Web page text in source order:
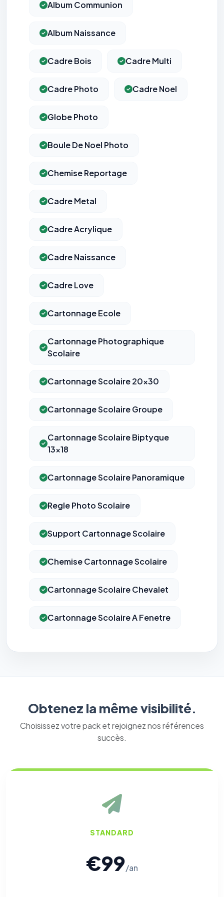
Album Communion
Album Naissance
Cadre Bois Cadre Multi
Cadre Photo Cadre Noel
Globe Photo
Boule De Noel Photo
Chemise Reportage
Cadre Metal
Cadre Acrylique
Cadre Naissance
Cadre Love
Cartonnage Ecole
Cartonnage Photographique
Scolaire
Cartonnage Scolaire 20x30
Cartonnage Scolaire Groupe
Cartonnage Scolaire Biptyque
13x18
Cartonnage Scolaire Panoramique
Regle Photo Scolaire
Support Cartonnage Scolaire
Chemise Cartonnage Scolaire
Cartonnage Scolaire Chevalet
Cartonnage Scolaire A Fenetre
Obtenez la même visibilité.
Choisissez votre pack et rejoignez nos références
succès.
STANDARD
€99/an
mémorisation de vos choix de consentement. Ils ne
Cookies analytiques
anonymisées via Google Analytics.